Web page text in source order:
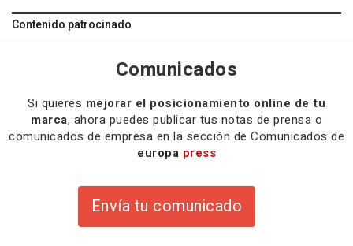
Contenido patrocinado
Comunicados
Si quieres mejorar el posicionamiento online de tu
marca, ahora puedes publicar tus notas de prensa o
comunicados de empresa en la sección de Comunicados de
europa press
Envía tu comunicado